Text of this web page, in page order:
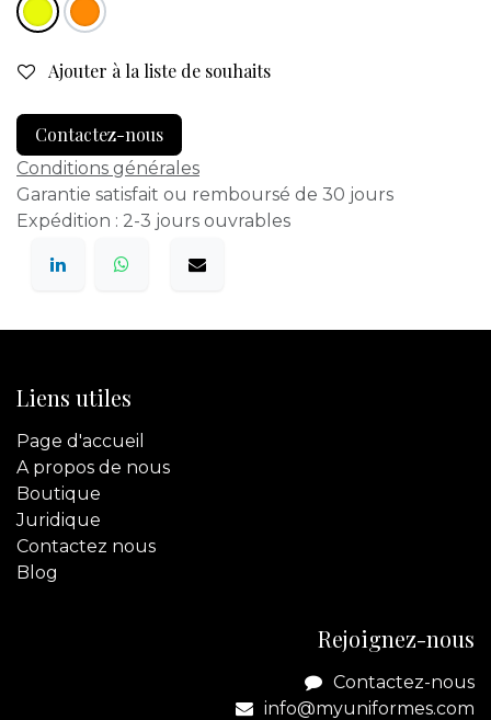
Ajouter à la liste de souhaits
Contactez-nous
Conditions générales
Garantie satisfait ou remboursé de 30 jours
Expédition : 2-3 jours ouvrables
Liens utiles
Page d'accueil
A propos de nous
Boutique
Juridique
Contactez nous
Blog
Rejoignez-nous
Contactez-nous
info@myuniformes.com